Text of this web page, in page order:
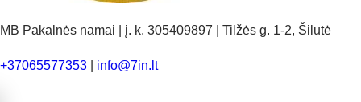
MB Pakalnės namai | į. k. 305409897 | Tilžės g. 1-2, Šilutė
+37065577353 info@7in.lt